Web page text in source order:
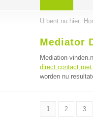
U bent nu hier:
Mediator
Mediation-
direct contact met
worden nu
1 2 3